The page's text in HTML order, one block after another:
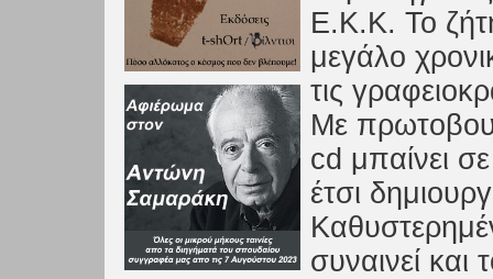
Ε.Κ.Κ. Το
μεγάλο
τις
Με
cd μπαίνει
έτσι
συναινεί